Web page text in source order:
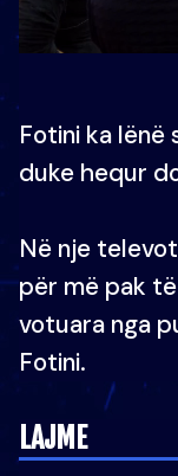
Fotini ka lënë
duke hequr
Në nje
për më pak
votuara nga
Fotini.
LAJME